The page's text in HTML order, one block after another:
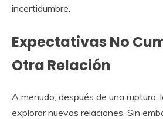
incertidumbre.
Expectativas No
Otra Relación
A menudo, después de una
explorar nuevas relaciones. Sin